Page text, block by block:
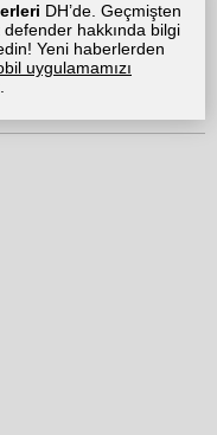
DH’de. Geçmişten
hakkında bilgi
Yeni haberlerden
uygulamamızı